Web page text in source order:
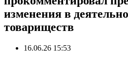
изменения в
товариществ
16.06.26 15:53